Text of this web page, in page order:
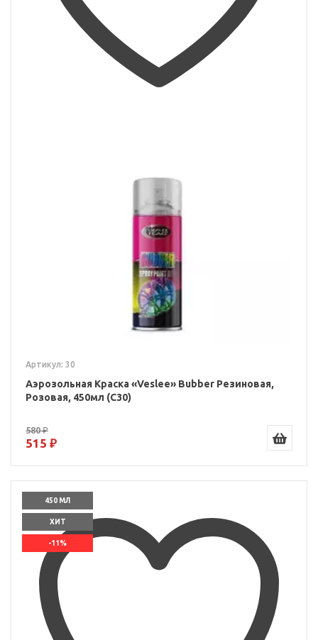
Артикул: 30
Аэрозольная Краска «Veslee» Bubber Резиновая,
Розовая, 450мл (C30)
580 ₽
515 ₽
450 МЛ
ХИТ
-11%